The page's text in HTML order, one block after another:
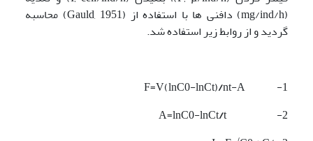
(mg/ind/h) دافنی ها با استفاده از (Gauld, 1951) محاسبه
گردید و از روابط زیر استفاده شد.
1- F=V(lnC0-lnCt)
/nt-A
2- A=lnC0-lnCt
/t